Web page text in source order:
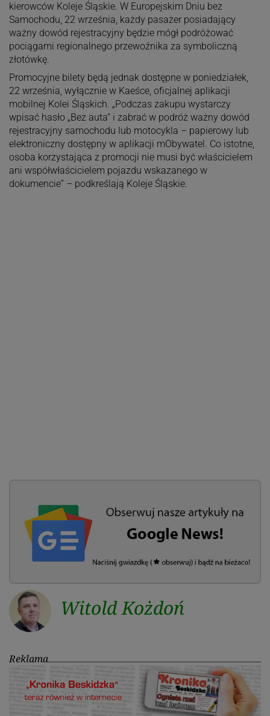
kierowców Koleje Śląskie. W Europejskim Dniu bez
Samochodu, 22 września, każdy pasażer posiadający
ważny dowód rejestracyjny będzie mógł podróżować
pociągami regionalnego przewoźnika za symboliczną
złotówkę.
Promocyjne bilety będą jednak dostępne w poniedziałek,
22 września, wyłącznie w Kaeśce, oficjalnej aplikacji
mobilnej Kolei Śląskich. „Podczas zakupu wystarczy
wpisać hasło „Bez auta” i zabrać w podróż ważny dowód
rejestracyjny samochodu lub motocykla – papierowy lub
elektroniczny dostępny w aplikacji mObywatel. Co istotne,
osoba korzystająca z promocji nie musi być właścicielem
ani współwłaścicielem pojazdu wskazanego w
dokumencie” – podkreślają Koleje Śląskie.
Witold Kożdoń
Reklama